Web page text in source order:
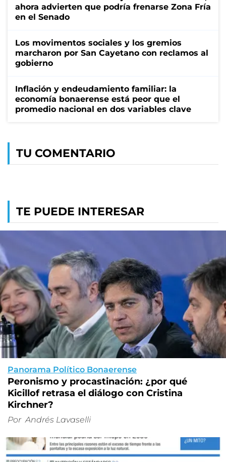
ahora advierten que podría frenarse Zona Fría
en el Senado
Los movimentos sociales y los gremios
marcharon por San Cayetano con reclamos al
gobierno
Inflación y endeudamiento familiar: la
economía bonaerense está peor que el
promedio nacional en dos variables clave
TU COMENTARIO
TE PUEDE INTERESAR
Panorama Político Bonaerense
Peronismo y procastinación: ¿por qué
Kicillof retrasa el diálogo con Cristina
Kirchner?
Por Andrés Lavaselli